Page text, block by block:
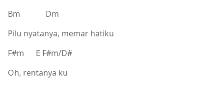
Bm Dm
Pilu nyatanya, memar hatiku
F#m E F#m/D#
Oh, rentanya ku